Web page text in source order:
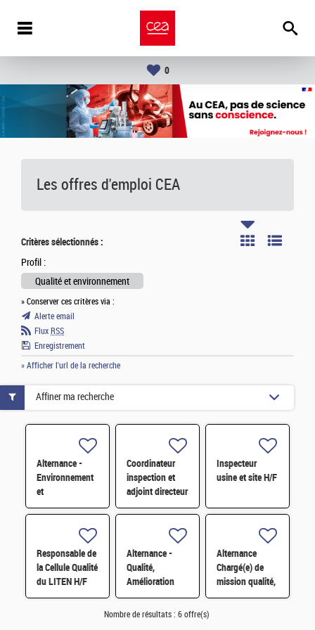
0
Les offres d'emploi CEA
Critères sélectionnés :
Profil :
Qualité et environnement
» Conserver ces critères via :
Alerte email
Flux RSS
Enregistrement
» Afficher l'url de la recherche
Alternance -
Environnement
et
développement
Coordinateur
inspection et
adjoint directeur
qualité/inspection
Inspecteur
usine et site H/F
Responsable de
la Cellule Qualité
du LITEN H/F
Alternance -
Qualité,
Amélioration
continue et
satisfaction
Alternance
Chargé(e) de
mission qualité,
organisation et
Affiner ma recherche
Nombre de résultats : 6 offre(s)